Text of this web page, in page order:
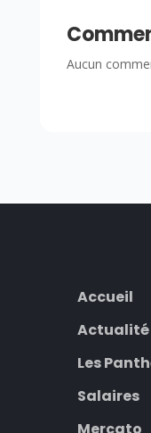
Aucun
Accueil
Actualité
Les
Salaires
Mercato